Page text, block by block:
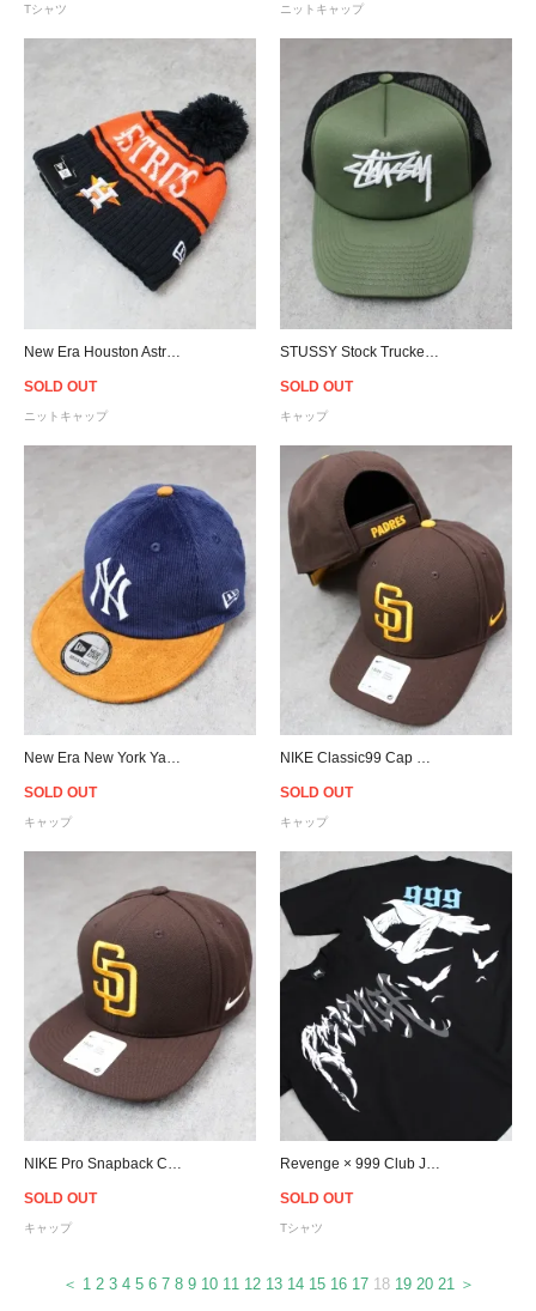
Tシャツ ニットキャップ
SOLD OUT
ニットキャップ
SOLD OUT
キャップ
SOLD OUT
キャップ
SOLD OUT
キャップ
SOLD OUT
キャップ
SOLD OUT
Tシャツ
＜ 1 2 3 4 5 6 7 8 9 10 11 12 13 14 15 16 17 18 19 20 21 ＞